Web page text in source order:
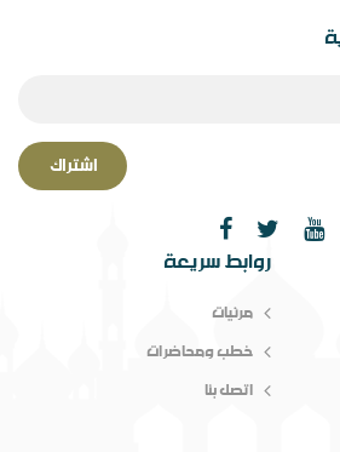
والانحراف بھا￼ ورقة مقدمة
في المفھوم والإشكالات المقام
اشتراك
روابط سريعة
مرئيات
خطب ومحاضرات
اتصل بنا